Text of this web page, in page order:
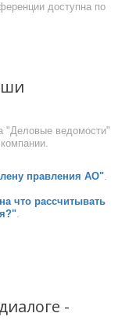
доступна по
"Деловые ведомости"
правления АО".
что рассчитывать
.
-